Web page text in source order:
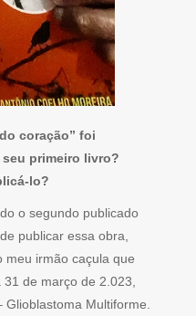
coração” foi
primeiro livro?
lo?
o segundo publicado
publicar essa obra,
meu irmão caçula que
de março de 2.023,
Multiforme.